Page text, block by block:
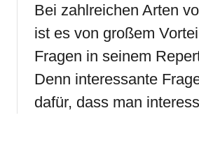
Bei zahlreichen Arten
ist es von großem
Fragen in seinem
Denn interessante
dafür, dass man